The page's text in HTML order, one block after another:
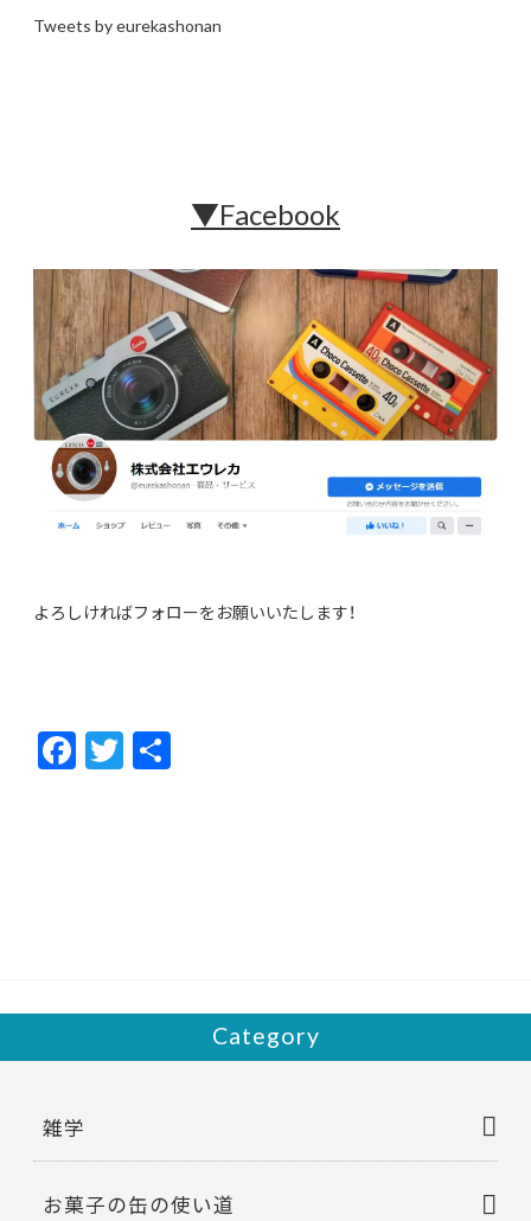
Tweets by eurekashonan
▼Facebook
よろしければフォローをお願いいたします！
F
ac
T
w
Category
雑学
お菓子の缶の使い道